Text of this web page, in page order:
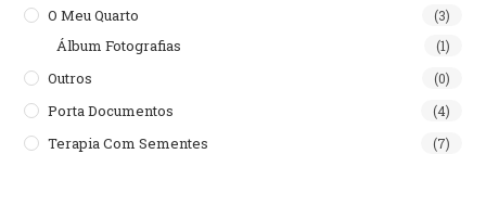
O Meu Quarto (3)
Álbum Fotografias (1)
Outros (0)
Porta Documentos (4)
Terapia Com Sementes (7)